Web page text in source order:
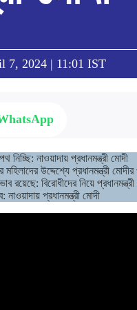
7, 2024 | 11:01 IST
নিচ্ছি: নাওয়াদায় প্রধানমন্ত্রী মোদী
উদ্দেশ্যে প্রধানমন্ত্রী
রয়েছে: বিরোধীদের নিয়ে
প্রধানমন্ত্রী মোদী